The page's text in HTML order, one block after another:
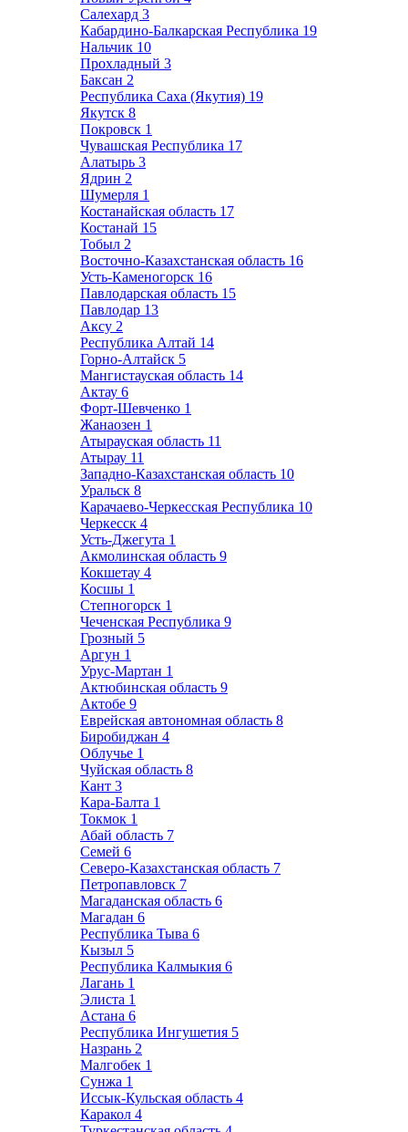
Салехард 3
Кабардино-Балкарская Республика 19
Нальчик 10
Прохладный 3
Баксан 2
Республика Саха (Якутия) 19
Якутск 8
Покровск 1
Чувашская Республика 17
Алатырь 3
Ядрин 2
Шумерля 1
Костанайская область 17
Костанай 15
Тобыл 2
Восточно-Казахстанская область 16
Усть-Каменогорск 16
Павлодарская область 15
Павлодар 13
Аксу 2
Республика Алтай 14
Горно-Алтайск 5
Мангистауская область 14
Актау 6
Форт-Шевченко 1
Жанаозен 1
Атырауская область 11
Атырау 11
Западно-Казахстанская область 10
Уральск 8
Карачаево-Черкесская Республика 10
Черкесск 4
Усть-Джегута 1
Акмолинская область 9
Кокшетау 4
Косшы 1
Степногорск 1
Чеченская Республика 9
Грозный 5
Аргун 1
Урус-Мартан 1
Актюбинская область 9
Актобе 9
Еврейская автономная область 8
Биробиджан 4
Облучье 1
Чуйская область 8
Кант 3
Кара-Балта 1
Токмок 1
Абай область 7
Семей 6
Северо-Казахстанская область 7
Петропавловск 7
Магаданская область 6
Магадан 6
Республика Тыва 6
Кызыл 5
Республика Калмыкия 6
Лагань 1
Элиста 1
Астана 6
Республика Ингушетия 5
Назрань 2
Малгобек 1
Сунжа 1
Иссык-Кульская область 4
Каракол 4